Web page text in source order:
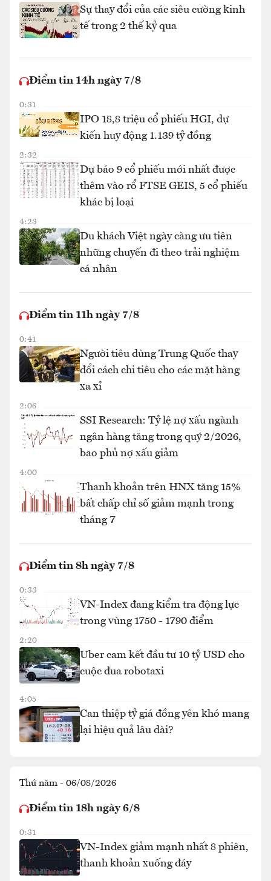
Sự thay đổi của các siêu cường kinh
tế trong 2 thế kỷ qua
Điểm tin 14h ngày 7/8
0:31
IPO 18,8 triệu cổ phiếu HGI, dự
kiến huy động 1.139 tỷ đồng
2:32
Dự báo 9 cổ phiếu mới nhất được
thêm vào rổ FTSE GEIS, 5 cổ phiếu
khác bị loại
4:23
Du khách Việt ngày càng ưu tiên
những chuyến đi theo trải nghiệm
cá nhân
Điểm tin 11h ngày 7/8
0:41
Người tiêu dùng Trung Quốc thay
đổi cách chi tiêu cho các mặt hàng
xa xỉ
2:06
SSI Research: Tỷ lệ nợ xấu ngành
ngân hàng tăng trong quý 2/2026,
bao phủ nợ xấu giảm
4:00
Thanh khoản trên HNX tăng 15%
bất chấp chỉ số giảm mạnh trong
tháng 7
Điểm tin 8h ngày 7/8
0:33
VN-Index đang kiểm tra động lực
trong vùng 1750 - 1790 điểm
2:20
Uber cam kết đầu tư 10 tỷ USD cho
cuộc đua robotaxi
4:05
Can thiệp tỷ giá đồng yên khó mang
lại hiệu quả lâu dài?
Thứ năm - 06/08/2026
Điểm tin 18h ngày 6/8
0:31
VN-Index giảm mạnh nhất 8 phiên,
thanh khoản xuống đáy